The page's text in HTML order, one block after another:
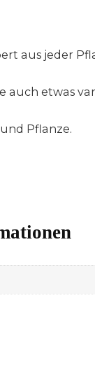
aus jeder
auch etwas
Pflanze.